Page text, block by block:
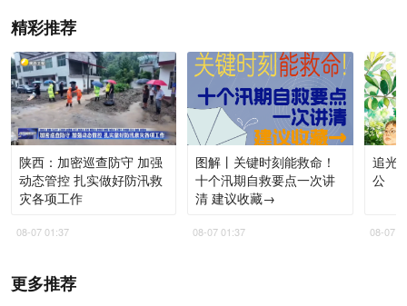
精彩推荐
陕西：加密巡查防守 加强
动态管控 扎实做好防汛救
灾各项工作
08-07 01:37
图解丨关键时刻能救命！
十个汛期自救要点一次讲
清 建议收藏→
08-07 01:37
追光
公
08-07
更多推荐